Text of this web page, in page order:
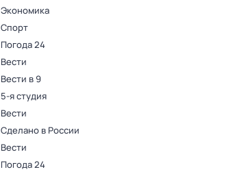
Экономика
Спорт
Погода 24
Вести
Вести в 9
5-я студия
Вести
Сделано в России
Вести
Погода 24